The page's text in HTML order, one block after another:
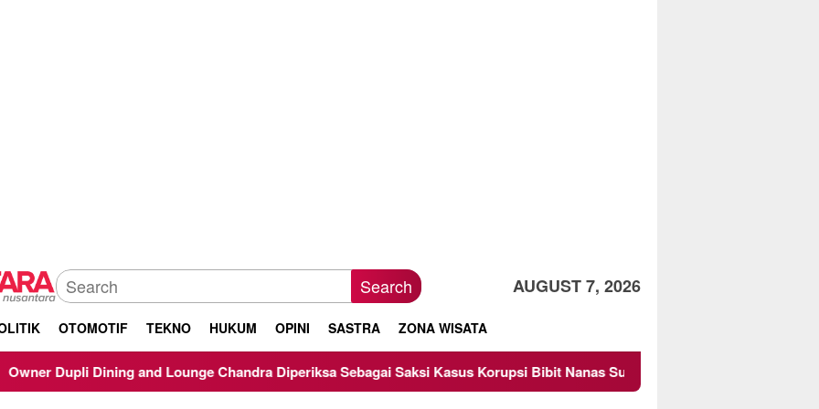
Search AUGUST 7, 2026
OTOMOTIF TEKNO HUKUM OPINI SASTRA ZONA WISATA
Lounge Chandra Diperiksa Sebagai Saksi Kasus Korupsi Bibit Nanas Sulsel Rp 52,4 Miliar